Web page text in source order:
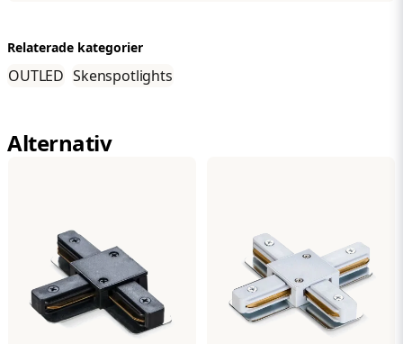
Alternativ
Längd
Färg
Svart
Relaterade kategorier
OUTLED Skenspotlights